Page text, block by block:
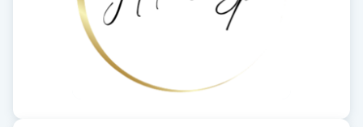
Damklippning